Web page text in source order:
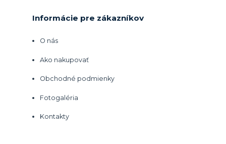
Informácie pre zákazníkov
O nás
Ako nakupovať
Obchodné podmienky
Fotogaléria
Kontakty